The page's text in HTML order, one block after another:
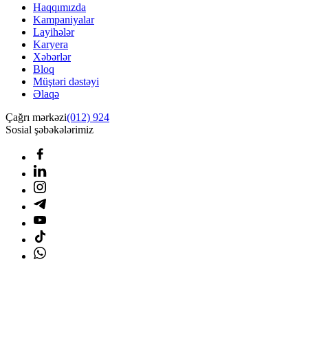
Haqqımızda
Kampaniyalar
Layihələr
Karyera
Xəbərlər
Bloq
Müştəri dəstəyi
Əlaqə
Çağrı mərkəzi(012) 924
Sosial şəbəkələrimiz